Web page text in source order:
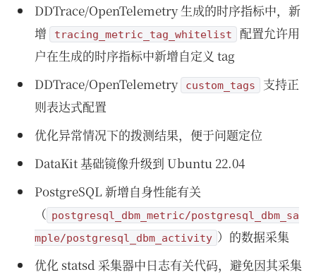
DDTrace/OpenTelemetry 生成的时序指标中，新
增
tracing_metric_tag_whitelist 配置允许用
户在生成的时序指标中新增自定义 tag
DDTrace/OpenTelemetry
custom_tags 支持正
则表达式配置
优化异常情况下的拨测结果，便于问题定位
DataKit 基础镜像升级到 Ubuntu 22.04
PostgreSQL 新增自身性能有关
（ postgresql_dbm_metric/postgresql_dbm_sa
mple/postgresql_dbm_activity ）的数据采集
优化 statsd 采集器中日志有关代码，避免因其采集